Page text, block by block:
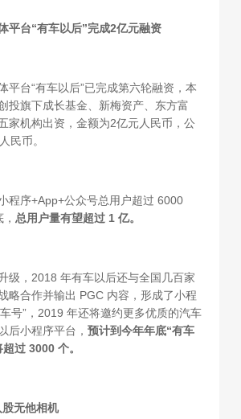
平台“有车以后”完成2亿元融资
平台“有车以后”已完成第六轮融资，本
投旗下成长基金、新梅资产、东方富
家机构出资，金额为2亿元人民币，公
民币。
程序+App+公众号总用户超过 6000
总用户量有望超过 1 亿。
级，2018 年有车以后还与全国几百家
略合作并输出 PGC 内容，形成了小程
号”，2019 年还将邀约更多优质的汽车
后小程序平台， 预计到今年年底“有车
过 3000 个。
无他相机